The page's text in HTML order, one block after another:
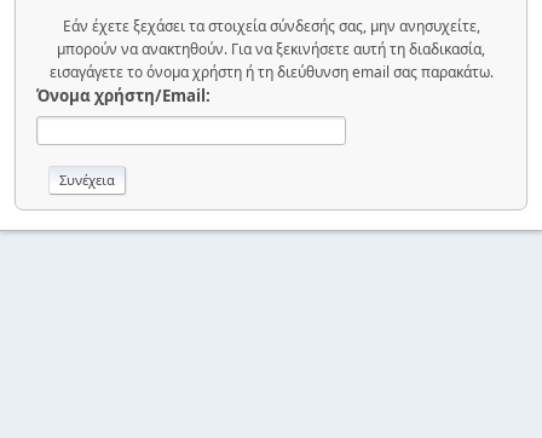
Εάν έχετε ξεχάσει τα στοιχεία σύνδεσής σας, μην ανησυχείτε,
μπορούν να ανακτηθούν. Για να ξεκινήσετε αυτή τη διαδικασία,
εισαγάγετε το όνομα χρήστη ή τη διεύθυνση email σας παρακάτω.
Όνομα χρήστη/Email: